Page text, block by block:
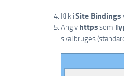
Klik i Site Bindings
Angiv https som
skal bruges